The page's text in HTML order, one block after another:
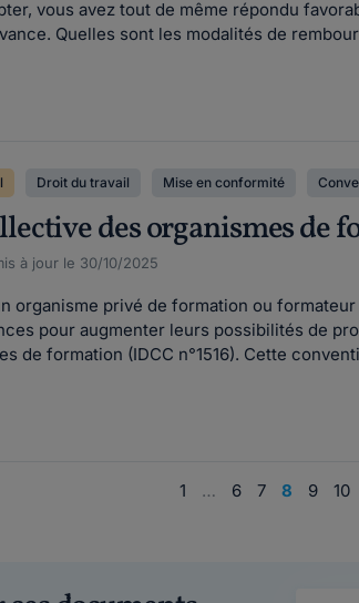
vous avez tout de même répondu
Quelles sont les modalités de
Droit du travail Mise en conformité
des organismes de
à jour le 30/10/2025
organisme privé de formation ou
pour augmenter leurs possibilités de
de formation (IDCC n°1516). Cette
1 … 6 7 8 9 10